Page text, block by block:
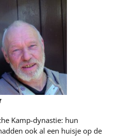
Kamp-dynastie: hun
ook al een huisje op de